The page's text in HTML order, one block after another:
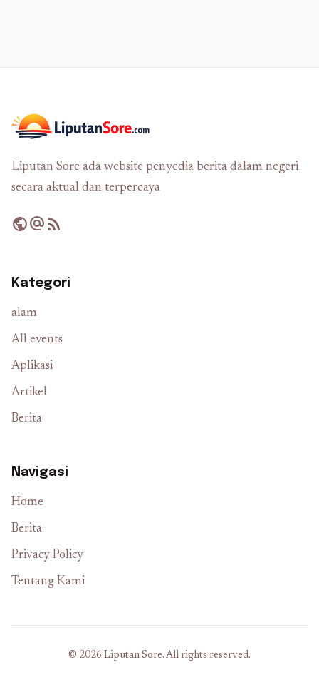
Liputan Sore ada website penyedia berita dalam negeri
secara aktual dan terpercaya
publicalternate_emailrss_feed
Kategori
alam
All events
Aplikasi
Artikel
Berita
Navigasi
Home
Berita
Privacy Policy
Tentang Kami
© 2026 Liputan Sore. All rights reserved.